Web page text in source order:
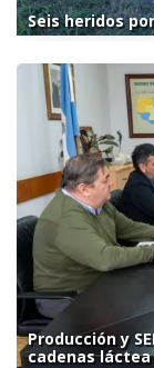
Seis heridos
Producción y
cadenas